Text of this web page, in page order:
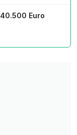
40.500 Euro